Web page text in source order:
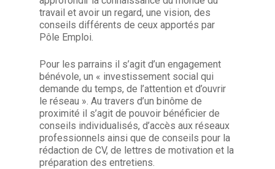
travail et avoir un regard, une vision, des
conseils différents de ceux apportés par
Pôle Emploi.
Pour les parrains il s’agit d’un engagement
bénévole, un « investissement social qui
demande du temps, de l’attention et d’ouvrir
le réseau ». Au travers d’un binôme de
proximité il s’agit de pouvoir bénéficier de
conseils individualisés, d’accès aux réseaux
professionnels ainsi que de conseils pour la
rédaction de CV, de lettres de motivation et la
préparation des entretiens.